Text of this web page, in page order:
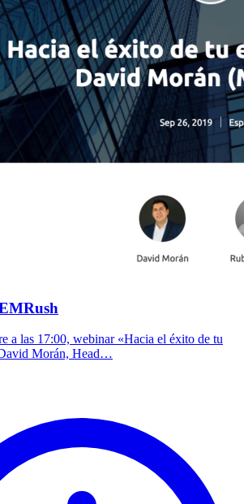
a las 17:00, webinar «Hacia el éxito de tu
Morán, Head…